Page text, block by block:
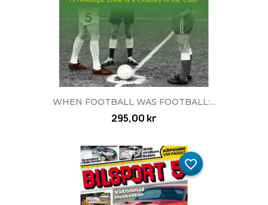
WHEN FOOTBALL WAS FOOTBALL:...
295,00 kr
favorite_border